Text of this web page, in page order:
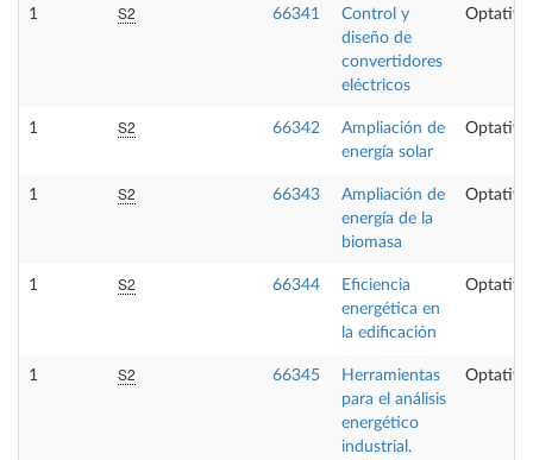
1 S2 66341
Control y
diseño de
convertidores
eléctricos
Optativa
1 S2 66342
Ampliación de
energía solar
Optativa
1 S2 66343
Ampliación de
energía de la
biomasa
Optativa
1 S2 66344
Eficiencia
energética en
la edificación
Optativa
1 S2 66345
Herramientas
para el análisis
energético
industrial.
Optativa